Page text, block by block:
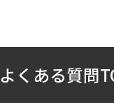
よくある質問